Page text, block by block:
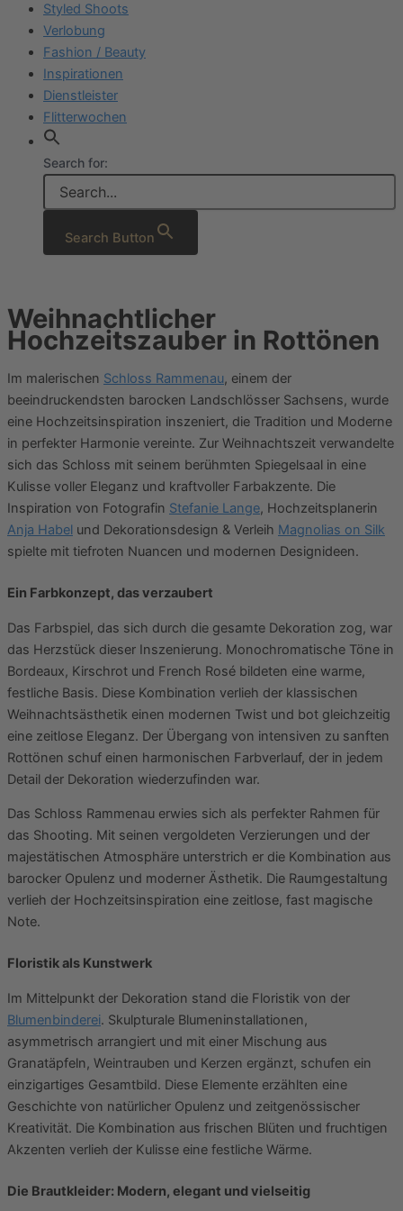
Styled Shoots
Verlobung
Fashion / Beauty
Inspirationen
Dienstleister
Flitterwochen
Search for:
Search Button
Weihnachtlicher
Hochzeitszauber in Rottönen
Im malerischen Schloss Rammenau, einem der
beeindruckendsten barocken Landschlösser Sachsens, wurde
eine Hochzeitsinspiration inszeniert, die Tradition und Moderne
in perfekter Harmonie vereinte. Zur Weihnachtszeit verwandelte
sich das Schloss mit seinem berühmten Spiegelsaal in eine
Kulisse voller Eleganz und kraftvoller Farbakzente. Die
Inspiration von Fotografin Stefanie Lange, Hochzeitsplanerin
Anja Habel und Dekorationsdesign & Verleih Magnolias on Silk
spielte mit tiefroten Nuancen und modernen Designideen.
Ein Farbkonzept, das verzaubert
Das Farbspiel, das sich durch die gesamte Dekoration zog, war
das Herzstück dieser Inszenierung. Monochromatische Töne in
Bordeaux, Kirschrot und French Rosé bildeten eine warme,
festliche Basis. Diese Kombination verlieh der klassischen
Weihnachtsästhetik einen modernen Twist und bot gleichzeitig
eine zeitlose Eleganz. Der Übergang von intensiven zu sanften
Rottönen schuf einen harmonischen Farbverlauf, der in jedem
Detail der Dekoration wiederzufinden war.
Das Schloss Rammenau erwies sich als perfekter Rahmen für
das Shooting. Mit seinen vergoldeten Verzierungen und der
majestätischen Atmosphäre unterstrich er die Kombination aus
barocker Opulenz und moderner Ästhetik. Die Raumgestaltung
verlieh der Hochzeitsinspiration eine zeitlose, fast magische
Note.
Floristik als Kunstwerk
Im Mittelpunkt der Dekoration stand die Floristik von der
Blumenbinderei. Skulpturale Blumeninstallationen,
asymmetrisch arrangiert und mit einer Mischung aus
Granatäpfeln, Weintrauben und Kerzen ergänzt, schufen ein
einzigartiges Gesamtbild. Diese Elemente erzählten eine
Geschichte von natürlicher Opulenz und zeitgenössischer
Kreativität. Die Kombination aus frischen Blüten und fruchtigen
Akzenten verlieh der Kulisse eine festliche Wärme.
Die Brautkleider: Modern, elegant und vielseitig